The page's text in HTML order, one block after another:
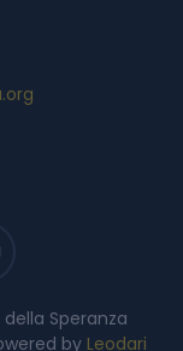
Speranza
by Leodari